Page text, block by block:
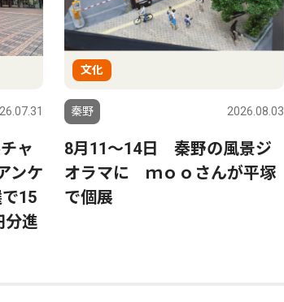
ャ
ンケ
15
分進
文化
秦野 2026.08.03
8月11〜14日 秦野の風景ジ
オラマに ｍｏｏさんが平塚
で個展